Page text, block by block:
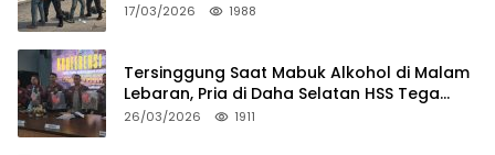
17/03/2026 1988
Tersinggung Saat Mabuk Alkohol di Malam
Lebaran, Pria di Daha Selatan HSS Tega
Tusuk Teman Sendiri
26/03/2026 1911